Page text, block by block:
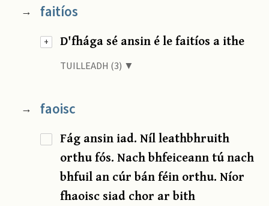
+
→ faitíos
D'fhága sé ansin é le faitíos a ithe
TUILLEADH (3) ▼
→ faoisc
Fág ansin iad. Níl leathbhruith
orthu fós. Nach bhfeiceann tú nach
bhfuil an cúr bán féin orthu. Níor
fhaoisc siad chor ar bith